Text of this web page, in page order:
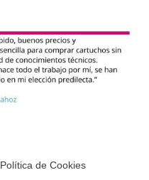
Política de Cookies